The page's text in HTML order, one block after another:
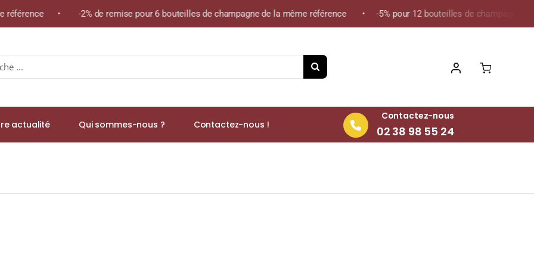
• -2% de remise pour 6 bouteilles de champagne de la même référence • -5% pour 12 bouteilles de champagne de la
actualité Qui sommes-nous ? Contactez-nous !
Contactez-nous
02 38 98 55 24